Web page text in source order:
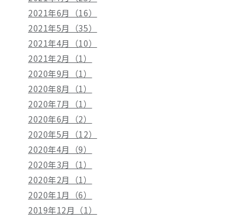
2021年6月（16）
2021年5月（35）
2021年4月（10）
2021年2月（1）
2020年9月（1）
2020年8月（1）
2020年7月（1）
2020年6月（2）
2020年5月（12）
2020年4月（9）
2020年3月（1）
2020年2月（1）
2020年1月（6）
2019年12月（1）